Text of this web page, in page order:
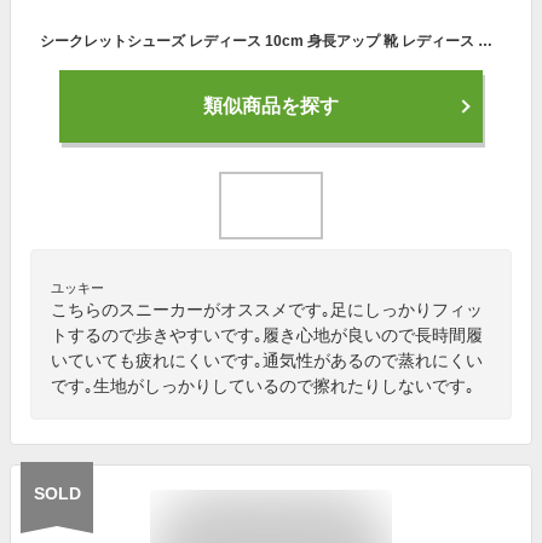
シークレットシューズ レディース 10cm 身長アップ 靴 レディース スニーカー 厚底靴 厚底シューズ ウォーキングシューズ ダッドスニーカー レディースシューズ 春夏秋冬 保温 通気性 背が高くなる おしゃれ 美脚 ヒールアップシューズ 通勤 履きや
類似商品を探す
ユッキー
こちらのスニーカーがオススメです｡足にしっかりフィッ
トするので歩きやすいです｡履き心地が良いので長時間履
いていても疲れにくいです｡通気性があるので蒸れにくい
です｡生地がしっかりしているので擦れたりしないです｡
SOLD